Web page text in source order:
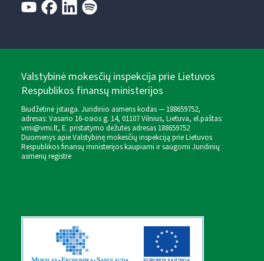
Valstybinė mokesčių inspekcija prie Lietuvos
Respublikos finansų ministerijos
Biudžetinė įstaiga. Juridinio asmens kodas — 188659752,
adresas: Vasario 16-osios g. 14, 01107 Vilnius, Lietuva, el.paštas:
vmi@vmi.lt, E. pristatymo dėžutės adresas 188659752
Duomenys apie Valstybinę mokesčių inspekciją prie Lietuvos
Respublikos finansų ministerijos kaupiami ir saugomi Juridinių
asmenų registre